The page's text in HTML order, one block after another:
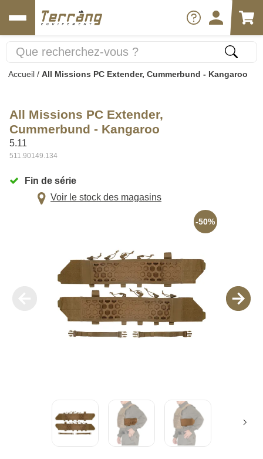
Accueil / All Missions PC Extender, Cummerbund - Kangaroo
All Missions PC Extender,
Cummerbund - Kangaroo
5.11
511.90149.134
Fin de série
Voir le stock des magasins
-50%